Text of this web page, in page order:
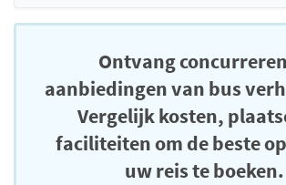
Ontvang
aanbiedingen van bus
Vergelijk kosten,
faciliteiten om de beste
uw reis te boeken.